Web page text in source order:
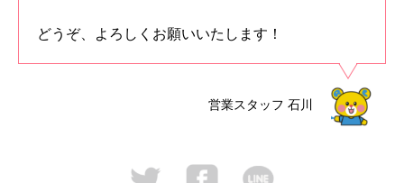
どうぞ、よろしくお願いいたします！
営業スタッフ 石川